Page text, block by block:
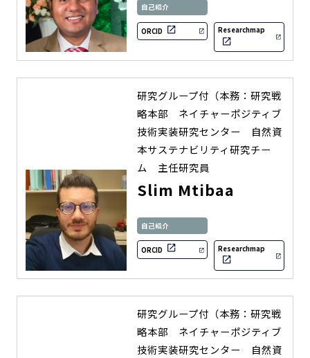
自己紹介
ORCID Researchmap
研究グループ付（本務：研究戦
略本部 ネイチャーポジティブ
技術実装研究センター 自然資
本サステナビリティ研究チー
ム 主任研究員
Slim Mtibaa
自己紹介
ORCID Researchmap
研究グループ付（本務：研究戦
略本部 ネイチャーポジティブ
技術実装研究センター 自然資